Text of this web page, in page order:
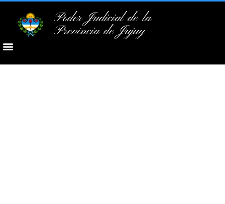
Poder Judicial de la
Provincia de Jujuy